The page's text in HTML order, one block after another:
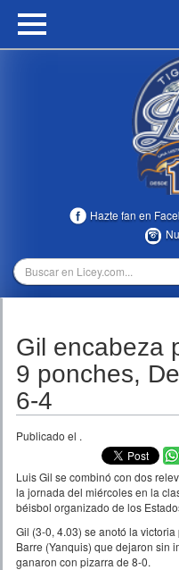
HOME
MULTIMEDIA
TEMPORADAS
Hazte fan en
Gil encabeza
9 ponches,
6-4
Publicado el .
Luis Gil se combinó con dos
la jornada del miércoles en la
béisbol organizado de los
Gil (3-0, 4.03) se anotó la
Barre (Yanquis) que dejaron sin
ganaron con pizarra de 8-0.